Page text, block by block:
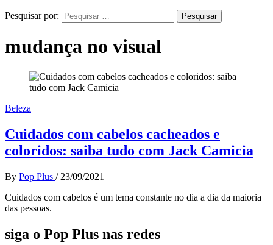
Pesquisar por:
mudança no visual
Beleza
Cuidados com cabelos cacheados e
coloridos: saiba tudo com Jack Camicia
By Pop Plus / 23/09/2021
Cuidados com cabelos é um tema constante no dia a dia da maioria
das pessoas.
siga o Pop Plus nas redes